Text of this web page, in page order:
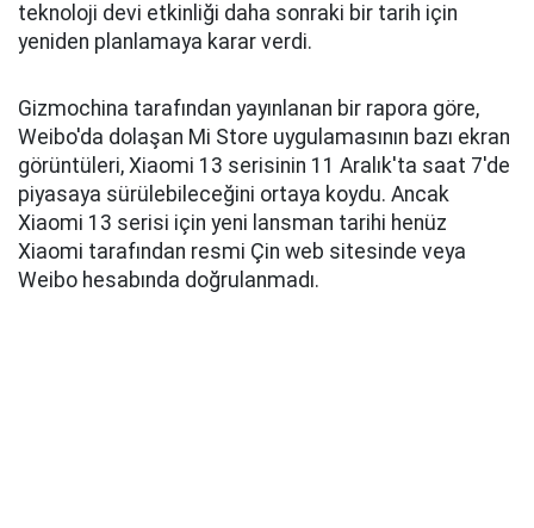
teknoloji devi etkinliği daha sonraki bir tarih için
yeniden planlamaya karar verdi.
Gizmochina tarafından yayınlanan bir rapora göre,
Weibo'da dolaşan Mi Store uygulamasının bazı ekran
görüntüleri, Xiaomi 13 serisinin 11 Aralık'ta saat 7'de
piyasaya sürülebileceğini ortaya koydu. Ancak
Xiaomi 13 serisi için yeni lansman tarihi henüz
Xiaomi tarafından resmi Çin web sitesinde veya
Weibo hesabında doğrulanmadı.